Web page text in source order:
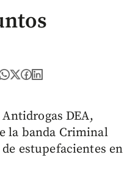
DEA,
la banda Criminal
estupefacientes en